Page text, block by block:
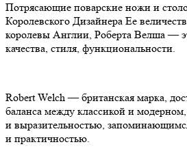
Потрясающие поварские ножи и
Королевского Дизайнера Ее
королевы Англии, Роберта Велша —
качества, стиля, функциональности.
Robert Welch — британская марка,
баланса между классикой и
и выразительностью,
и практичностью.